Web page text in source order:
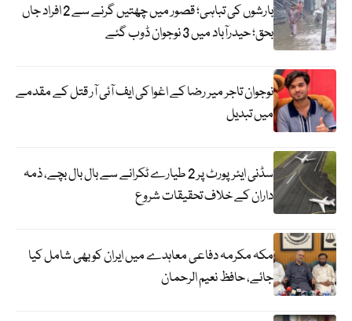
بارشوں کی تباہی؛ قصور میں چھتیں گرنے سے 2 افراد جاں
بحق؛ حیدرآباد میں 3 نوجوان ڈوب گئے
نوجوان تاجر میر رضا کے اغوا کی ایف آئی آر قتل کے مقدمے
میں تبدیل
سڈنی ایئرپورٹ پر 2 طیارے ٹکرانے سے بال بال بچے، ذمہ
داران کے خلاف تحقیقات شروع
مکہ مکرمہ دفاعی معاہدے میں ایران کو بھی شامل کیا
جائے، حافظ نعیم الرحمان